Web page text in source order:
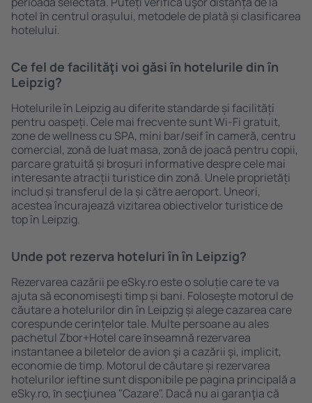
hotel ȋn centrul orașului, metodele de plată și clasificarea
hotelului.
Ce fel de facilităţi voi găsi ȋn hotelurile din în
Leipzig?
Hotelurile în Leipzig au diferite standarde și facilități
pentru oaspeți. Cele mai frecvente sunt Wi-Fi gratuit,
zone de wellness cu SPA, mini bar/seif în cameră, centru
comercial, zonă de luat masa, zonă de joacă pentru copii,
parcare gratuită și broșuri informative despre cele mai
interesante atracții turistice din zonă. Unele proprietăți
includ și transferul de la și către aeroport. Uneori,
acestea încurajează vizitarea obiectivelor turistice de
top în Leipzig.
Unde pot rezerva hoteluri ȋn în Leipzig?
Rezervarea cazării pe eSky.ro este o soluție care te va
ajuta să economiseşti timp și bani. Foloseşte motorul de
căutare a hotelurilor din în Leipzig și alege cazarea care
corespunde cerințelor tale. Multe persoane au ales
pachetul Zbor+Hotel care ȋnseamnă rezervarea
instantanee a biletelor de avion şi a cazării şi, implicit,
economie de timp. Motorul de căutare și rezervarea
hotelurilor ieftine sunt disponibile pe pagina principală a
eSky.ro, ȋn secţiunea "Cazare". Dacă nu ai garanţia că